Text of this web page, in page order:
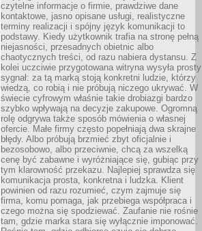
czytelne informacje o firmie, prawdziwe dane
kontaktowe, jasno opisane usługi, realistyczne
terminy realizacji i spójny język komunikacji to
podstawy. Kiedy użytkownik trafia na stronę pełną
niejasności, przesadnych obietnic albo
chaotycznych treści, od razu nabiera dystansu. Z
kolei uczciwie przygotowana witryna wysyła prosty
sygnał: za tą marką stoją konkretni ludzie, którzy
wiedzą, co robią i nie próbują niczego ukrywać. W
świecie cyfrowym właśnie takie drobiazgi bardzo
szybko wpływają na decyzje zakupowe. Ogromną
rolę odgrywa także sposób mówienia o własnej
ofercie. Małe firmy często popełniają dwa skrajne
błędy. Albo próbują brzmieć zbyt oficjalnie i
bezosobowo, albo przeciwnie, chcą za wszelką
cenę być zabawne i wyróżniające się, gubiąc przy
tym klarowność przekazu. Najlepiej sprawdza się
komunikacja prosta, konkretna i ludzka. Klient
powinien od razu rozumieć, czym zajmuje się
firma, komu pomaga, jak przebiega współpraca i
czego można się spodziewać. Zaufanie nie rośnie
tam, gdzie marka stara się wyłącznie imponować.